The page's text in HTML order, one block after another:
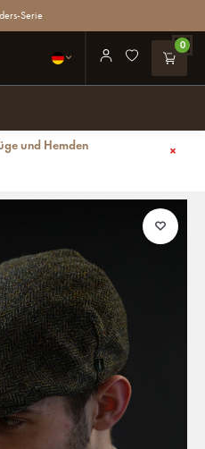
Serie
0
und Hemden
| Klassische Flat Cap | Grün